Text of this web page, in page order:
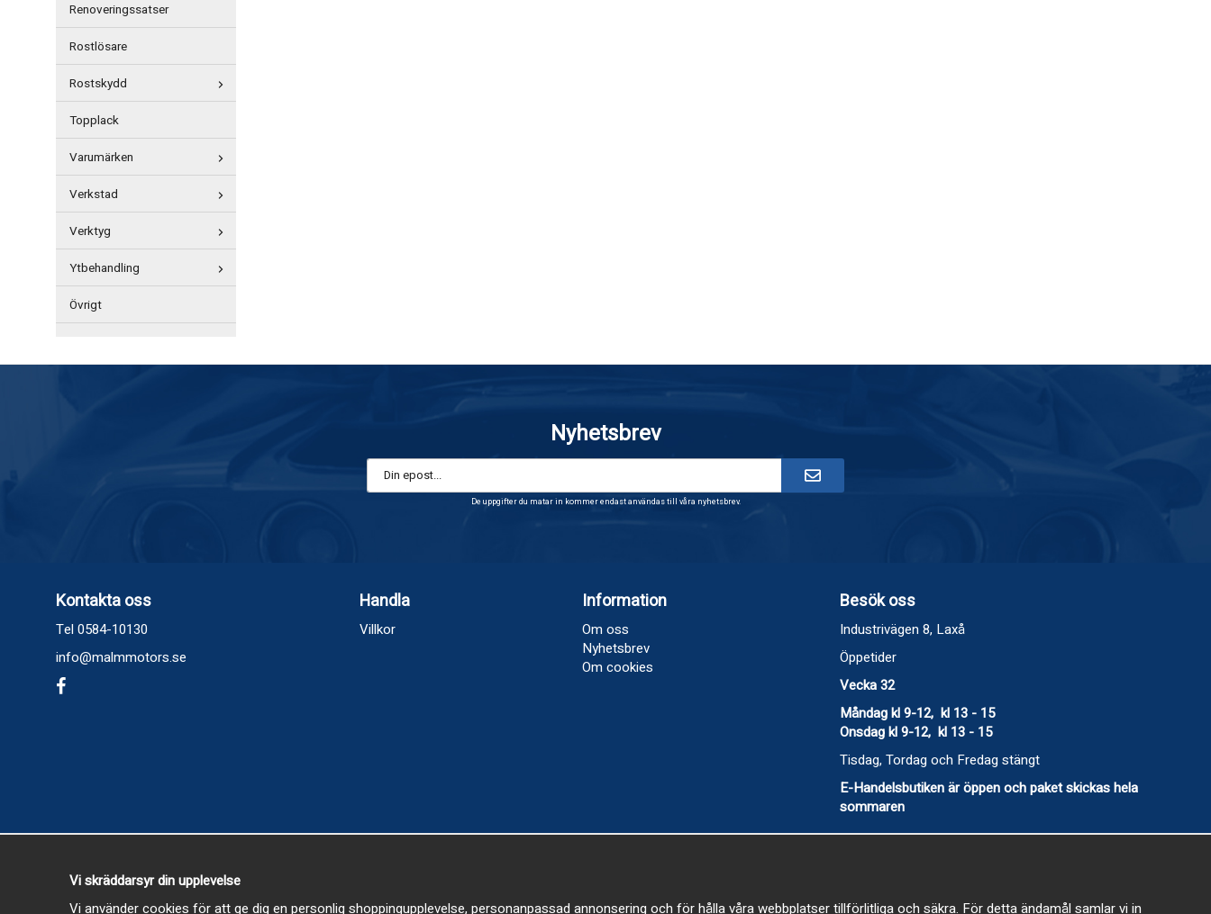
Renoveringssatser
Rostlösare
Rostskydd
Topplack
Varumärken
Verkstad
Verktyg
Ytbehandling
Övrigt
Nyhetsbrev
De uppgifter du matar in kommer endast användas till våra nyhetsbrev.
Kontakta oss
Tel 0584-10130
info@malmmotors.se
Handla
Villkor
Information
Om oss
Nyhetsbrev
Om cookies
Besök oss
Industrivägen 8, Laxå
Öppetider
Vecka 32
Måndag kl 9-12, kl 13 - 15
Onsdag kl 9-12, kl 13 - 15
Tisdag, Tordag och Fredag stängt
E-Handelsbutiken är öppen och paket skickas hela
sommaren
Vi skräddarsyr din upplevelse
Vi använder cookies för att ge dig en personlig shoppingupplevelse, personanpassad annonsering och för hålla våra webbplatser tillförlitliga och säkra. För detta ändamål samlar vi in